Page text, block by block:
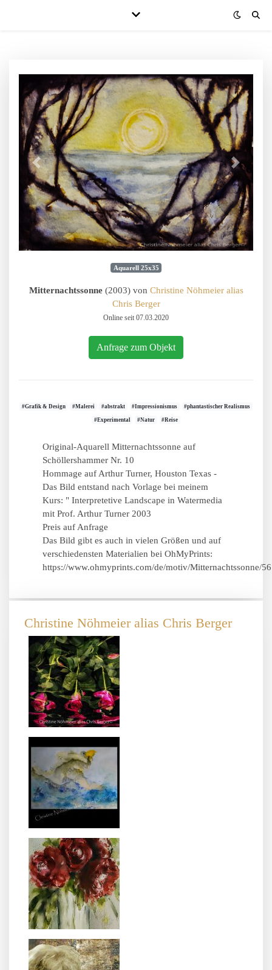
Aquarell 25x35
Mitternachtssonne(2003) von Christine Nöhmeier alias
Chris Berger
Online seit 07.03.2020
Anfrage zum Objekt
#Grafik & Design #Malerei #abstrakt #Impressionismus #phantastischer Realismus
#Experimental #Natur #Reise
Original-Aquarell Mitternachtssonne auf
Schöllershammer Nr. 10
Hommage auf Arthur Turner, Houston Texas -
Das Bild entstand nach Vorlage bei meinem
Kurs: " Interpretetive Landscape in Watermedia
mit Prof. Arthur Turner 2003
Preis auf Anfrage
Das Bild gibt es auch in vielen Größen und auf
verschiedensten Materialien bei OhMyPrints:
https://www.ohmyprints.com/de/motiv/Mitternachtssonne/
Christine Nöhmeier alias Chris Berger